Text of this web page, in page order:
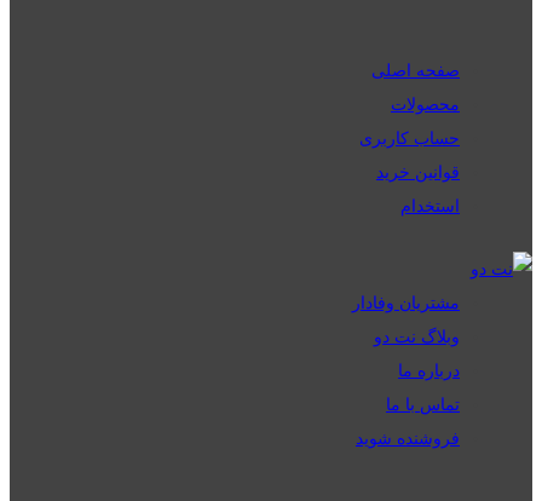
صفحه اصلی
محصولات
حساب کاربری
قوانین خرید
استخدام
مشتریان وفادار
وبلاگ نت دو
درباره ما
تماس با ما
فروشنده شوید